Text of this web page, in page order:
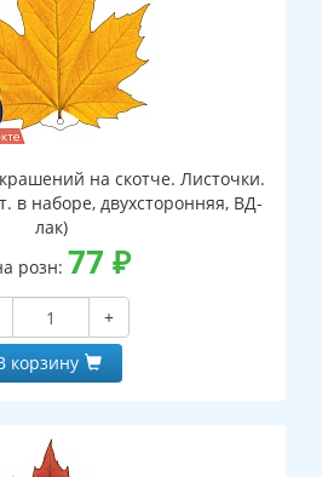
на скотче. Листочки.
в наборе, двухсторонняя, ВД-
лак)
розн: 77 ₽
+
корзину